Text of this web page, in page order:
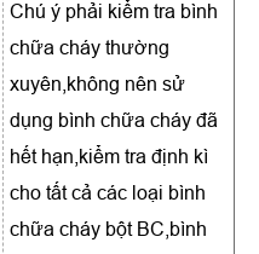
Chú ý phải kiểm tra bình
chữa cháy thường
xuyên,không nên sử
dụng bình chữa cháy đã
hết hạn,kiểm tra định kì
cho tất cả các loại bình
chữa cháy bột BC,bình